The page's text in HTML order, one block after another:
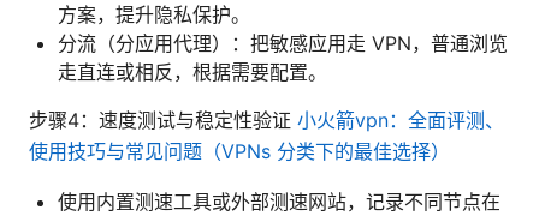
方案，提升隐私保护。
分流（分应用代理）：把敏感应用走 VPN，普通浏览
走直连或相反，根据需要配置。
步骤4：速度测试与稳定性验证 小火箭vpn：全面评测、
使用技巧与常见问题（VPNs 分类下的最佳选择）
使用内置测速工具或外部测速网站，记录不同节点在